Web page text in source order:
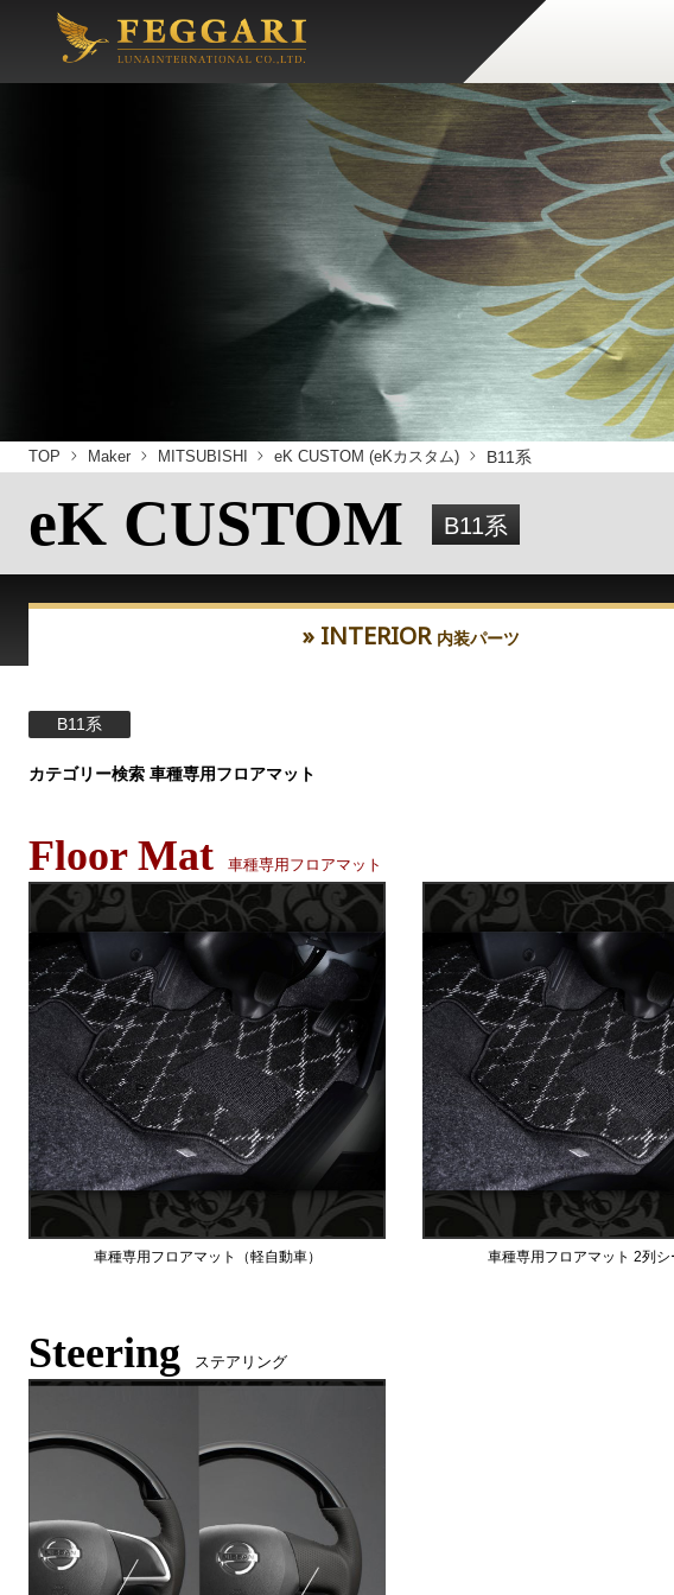
TOP Maker MITSUBISHI eK CUSTOM (eKカスタム) B11系
eK CUSTOM B11系
» INTERIOR 内装パーツ
B11系
カテゴリー検索 車種専用フロアマット
Floor Mat 車種専用フロアマット
車種専用フロアマット（軽自動車） 車種専用フロアマット 2列シ
Steering ステアリング